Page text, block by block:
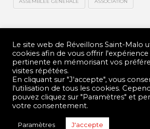
LES NOUVEAUX
SHIRTS SONT
En vente au bar la Belle Epoque
Intra-Muros). Les fonds récoltés
financement de nos futurs projets.
Le site web de Réveillons Saint-Malo
cookies afin de vous offrir l'expérience
pertinente en mémorisant vos
visites répétées.
En cliquant sur "J'accepte", vous
l'utilisation de tous les cookies.
pouvez cliquez sur "Paramètres" et
votre consentement.
Paramètres J'accepte